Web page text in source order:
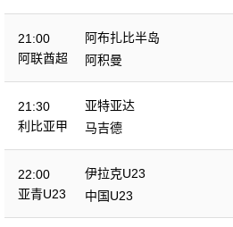
21:00
阿联酋超
阿布扎比半岛
阿积曼
21:30
利比亚甲
亚特亚达
马吉德
22:00
亚青U23
伊拉克U23
中国U23